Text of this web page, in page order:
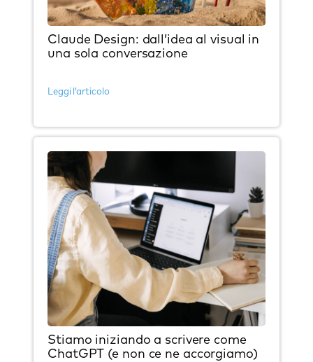
Claude Design: dall’idea al visual in
una sola conversazione
Leggi l’articolo
Stiamo iniziando a scrivere come
ChatGPT (e non ce ne accorgiamo)